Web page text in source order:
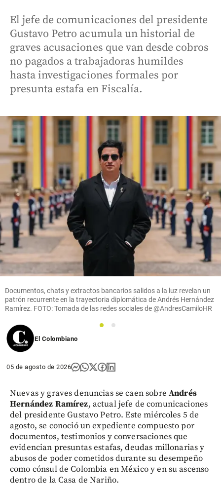
El jefe de comunicaciones del presidente
Gustavo Petro acumula un historial de
graves acusaciones que van desde cobros
no pagados a trabajadoras humildes
hasta investigaciones formales por
presunta estafa en Fiscalía.
Documentos, chats y extractos bancarios salidos a la luz revelan un
patrón recurrente en la trayectoria diplomática de Andrés Hernández
Ramírez. FOTO: Tomada de las redes sociales de @AndresCamiloHR
1
2
El Colombiano
05 de agosto de 2026
Nuevas y graves denuncias se caen sobre Andrés
Hernández Ramírez, actual jefe de comunicaciones
del presidente Gustavo Petro. Este miércoles 5 de
agosto, se conoció un expediente compuesto por
documentos, testimonios y conversaciones que
evidencian presuntas estafas, deudas millonarias y
abusos de poder cometidos durante su desempeño
como cónsul de Colombia en México y en su ascenso
dentro de la Casa de Nariño.